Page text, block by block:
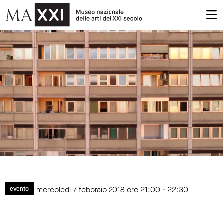
evento mercoledì 7 febbraio 2018 ore 21:00 - 22:30